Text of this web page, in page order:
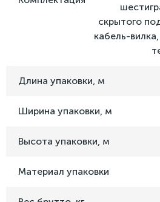
скрытого
кабель-
Длина упаковки, м
Ширина упаковки, м
Высота упаковки, м
Материал упаковки